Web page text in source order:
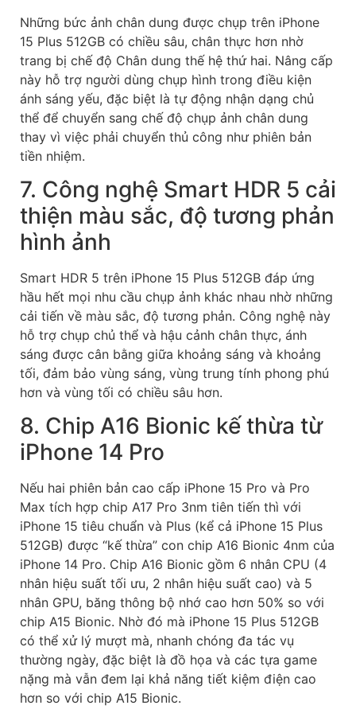
Những bức ảnh chân dung được chụp trên iPhone
15 Plus 512GB có chiều sâu, chân thực hơn nhờ
trang bị chế độ Chân dung thế hệ thứ hai. Nâng cấp
này hỗ trợ người dùng chụp hình trong điều kiện
ánh sáng yếu, đặc biệt là tự động nhận dạng chủ
thể để chuyển sang chế độ chụp ảnh chân dung
thay vì việc phải chuyển thủ công như phiên bản
tiền nhiệm.
7. Công nghệ Smart HDR 5 cải
thiện màu sắc, độ tương phản
hình ảnh
Smart HDR 5 trên iPhone 15 Plus 512GB đáp ứng
hầu hết mọi nhu cầu chụp ảnh khác nhau nhờ những
cải tiến về màu sắc, độ tương phản. Công nghệ này
hỗ trợ chụp chủ thể và hậu cảnh chân thực, ánh
sáng được cân bằng giữa khoảng sáng và khoảng
tối, đảm bảo vùng sáng, vùng trung tính phong phú
hơn và vùng tối có chiều sâu hơn.
8. Chip A16 Bionic kế thừa từ
iPhone 14 Pro
Nếu hai phiên bản cao cấp iPhone 15 Pro và Pro
Max tích hợp chip A17 Pro 3nm tiên tiến thì với
iPhone 15 tiêu chuẩn và Plus (kể cả iPhone 15 Plus
512GB) được “kế thừa” con chip A16 Bionic 4nm của
iPhone 14 Pro. Chip A16 Bionic gồm 6 nhân CPU (4
nhân hiệu suất tối ưu, 2 nhân hiệu suất cao) và 5
nhân GPU, băng thông bộ nhớ cao hơn 50% so với
chip A15 Bionic. Nhờ đó mà iPhone 15 Plus 512GB
có thể xử lý mượt mà, nhanh chóng đa tác vụ
thường ngày, đặc biệt là đồ họa và các tựa game
nặng mà vẫn đem lại khả năng tiết kiệm điện cao
hơn so với chip A15 Bionic.